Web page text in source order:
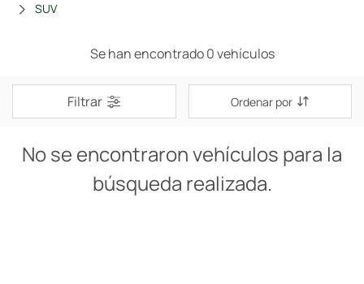
SUV
Se han encontrado 0 vehículos
Filtrar Ordenar por
No se encontraron vehículos para la
búsqueda realizada.